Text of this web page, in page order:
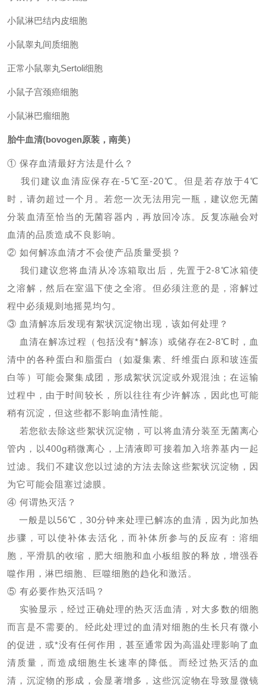
小鼠淋巴结内皮细胞
小鼠睾丸间质细胞
正常小鼠睾丸Sertoli细胞
小鼠子宫颈癌细胞
小鼠淋巴瘤细胞
胎牛血清(bovogen原装，南美）
① 保存血清最好方法是什么？
我们建议血清应保存在-5℃至-20℃。但是若存放于4℃
时，请勿超过一个月。若您一次无法用完一瓶，建议您无菌
分装血清至恰当的无菌容器内，再放回冷冻。反复冻融会对
血清的品质造成不良影响。
② 如何解冻血清才不会使产品质量受损？
我们建议您将血清从冷冻箱取出后，先置于2-8℃冰箱使
之溶解，然后在室温下使之全溶。但必须注意的是，溶解过
程中必须规则地摇晃均匀。
③ 血清解冻后发现有絮状沉淀物出现，该如何处理？
血清在解冻过程（包括没有*解冻）或储存在2-8℃时，血
清中的各种蛋白和脂蛋白（如凝集素、纤维蛋白原和玻连蛋
白等）可能会聚集成团，形成絮状沉淀或外观混浊；在运输
过程中，由于时间较长，所以往往有少许解冻，因此也可能
稍有沉淀，但这些都不影响血清性能。
若您欲去除这些絮状沉淀物，可以将血清分装至无菌离心
管内，以400g稍微离心，上清液即可接着加入培养基内一起
过滤。我们不建议您以过滤的方法去除这些絮状沉淀物，因
为它可能会阻塞过滤膜。
④ 何谓热灭活？
一般是以56℃，30分钟来处理已解冻的血清，因为此加热
步骤，可以使补体去活化，而补体所参与的反应有：溶细
胞，平滑肌的收缩，肥大细胞和血小板组胺的释放，增强吞
噬作用，淋巴细胞、巨噬细胞的趋化和激活。
⑤ 有必要作热灭活吗？
实验显示，经过正确处理的热灭活血清，对大多数的细胞
而言是不需要的。经此处理过的血清对细胞的生长只有微小
的促进，或*没有任何作用，甚至通常因为高温处理影响了血
清质量，而造成细胞生长速率的降低。而经过热灭活的血
清，沉淀物的形成，会显著增多，这些沉淀物在导致显微镜